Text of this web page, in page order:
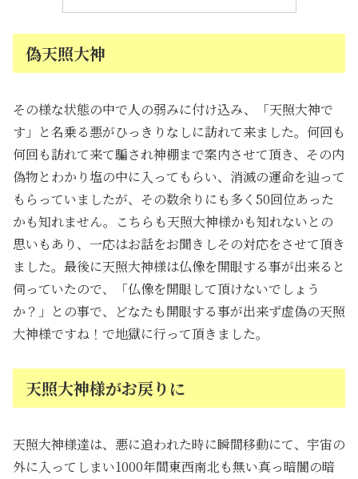
偽天照大神
その様な状態の中で人の弱みに付け込み、「天照大神で
す」と名乗る悪がひっきりなしに訪れて来ました。何回も
何回も訪れて来て騙され神棚まで案内させて頂き、その内
偽物とわかり塩の中に入ってもらい、消滅の運命を辿って
もらっていましたが、その数余りにも多く50回位あった
かも知れません。こちらも天照大神様かも知れないとの
思いもあり、一応はお話をお聞きしその対応をさせて頂き
ました。最後に天照大神様は仏像を開眼する事が出来ると
伺っていたので、「仏像を開眼して頂けないでしょう
か？」との事で、どなたも開眼する事が出来ず虚偽の天照
大神様ですね！で地獄に行って頂きました。
天照大神様がお戻りに
天照大神様達は、悪に追われた時に瞬間移動にて、宇宙の
外に入ってしまい1000年間東西南北も無い真っ暗闇の暗